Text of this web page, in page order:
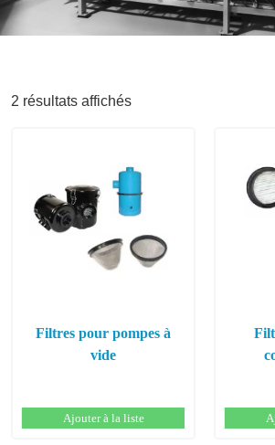
2 résultats affichés
Filtres pour pompes à
vide
Ajouter à la liste